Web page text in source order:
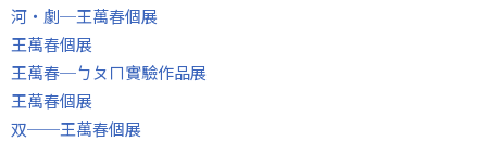
河‧劇─王萬春個展
王萬春個展
王萬春─ㄅㄆㄇ實驗作品展
王萬春個展
双──王萬春個展